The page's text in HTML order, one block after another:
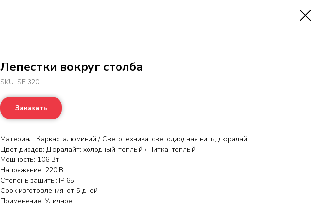
Лепестки вокруг столба
SKU: SE 320
Заказать
Материал: Каркас: алюминий / Светотехника: светодиодная нить, дюралайт
Цвет диодов: Дюралайт: холодный, теплый / Нитка: теплый
Мощность: 106 Вт
Напряжение: 220 В
Степень защиты: IP 65
Срок изготовления: от 5 дней
Применение: Уличное